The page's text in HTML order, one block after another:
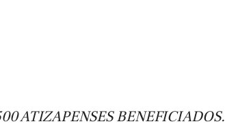
ATIZAPENSES BENEFICIADOS.